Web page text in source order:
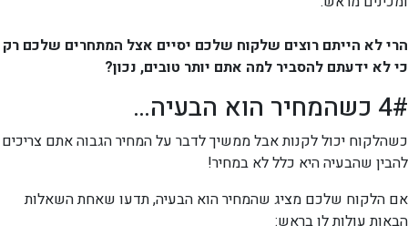
הרי לא הייתם רוצים שלקוח שלכם יסיים אצל המתחרים שלכם רק
כי לא ידעתם להסביר למה אתם יותר טובים, נכון?
4# כשהמחיר הוא הבעיה…
כשהלקוח יכול לקנות אבל ממשיך לדבר על המחיר הגבוה אתם צריכים
להבין שהבעיה היא כלל לא במחיר!
אם הלקוח שלכם מציג שהמחיר הוא הבעיה, תדעו שאחת השאלות
הבאות עולות לו בראש: